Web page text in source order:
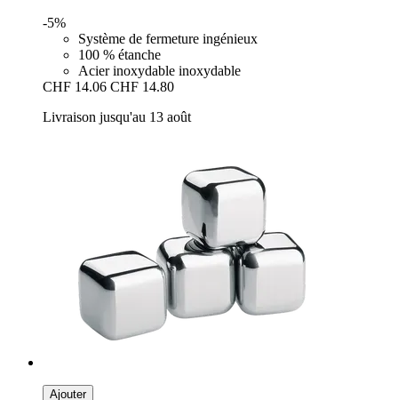
-5%
Système de fermeture ingénieux
100 % étanche
Acier inoxydable inoxydable
CHF 14.06 CHF 14.80
Livraison jusqu'au 13 août
Ajouter